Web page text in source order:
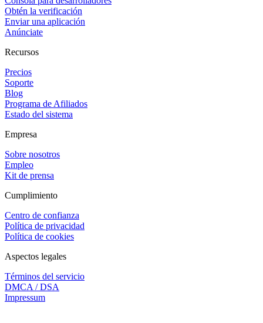
Obtén la verificación
Enviar una aplicación
Anúnciate
Recursos
Precios
Soporte
Blog
Programa de Afiliados
Estado del sistema
Empresa
Sobre nosotros
Empleo
Kit de prensa
Cumplimiento
Centro de confianza
Política de privacidad
Política de cookies
Aspectos legales
Términos del servicio
DMCA / DSA
Impressum